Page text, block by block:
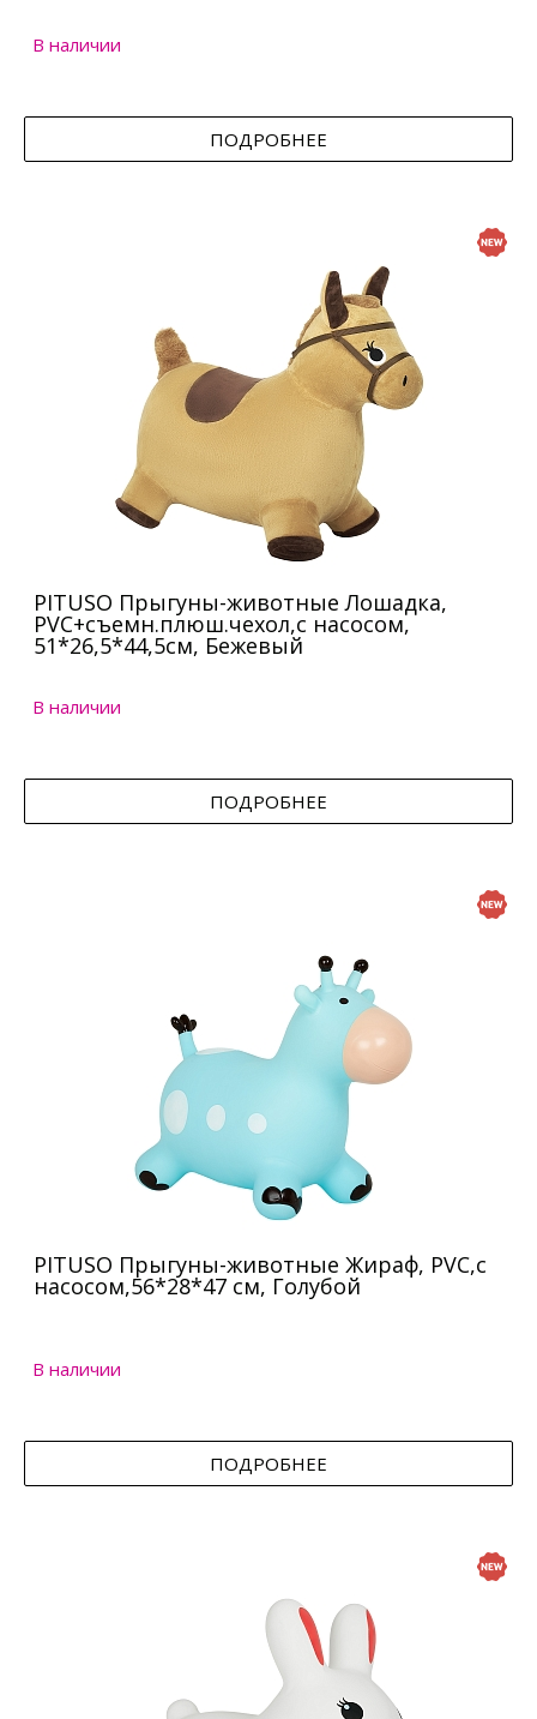
В наличии
ПОДРОБНЕЕ
PITUSO Прыгуны-животные Лошадка,
PVC+съемн.плюш.чехол,с насосом,
51*26,5*44,5см, Бежевый
В наличии
ПОДРОБНЕЕ
PITUSO Прыгуны-животные Жираф, PVC,с
насосом,56*28*47 см, Голубой
В наличии
ПОДРОБНЕЕ